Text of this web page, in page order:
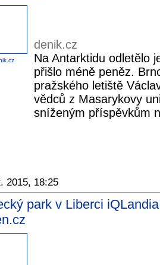
denik.cz
Na Antarktidu odletělo
přišlo méně peněz.
pražského letiště
vědců z Masarykovy
sníženým příspěvkům
2015, 18:25
park v Liberci